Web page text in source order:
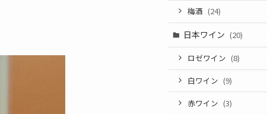
梅酒 (24)
日本ワイン (20)
ロゼワイン (8)
白ワイン (9)
赤ワイン (3)